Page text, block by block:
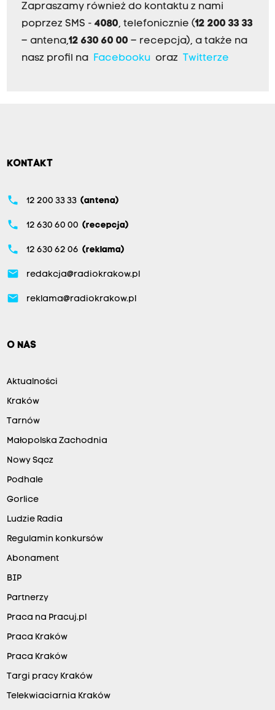
Zapraszamy również do kontaktu z nami
poprzez SMS - 4080, telefonicznie (12 200 33 33
– antena,12 630 60 00 – recepcja), a także na
nasz profil na Facebookuoraz Twitterze
KONTAKT
phone 12 200 33 33 (antena)
phone 12 630 60 00 (recepcja)
phone 12 630 62 06 (reklama)
email redakcja@radiokrakow.pl
email reklama@radiokrakow.pl
O NAS
Aktualności
Kraków
Tarnów
Małopolska Zachodnia
Nowy Sącz
Podhale
Gorlice
Ludzie Radia
Regulamin konkursów
Abonament
BIP
Partnerzy
Praca na Pracuj.pl
Praca Kraków
Praca Kraków
Targi pracy Kraków
Telekwiaciarnia Kraków